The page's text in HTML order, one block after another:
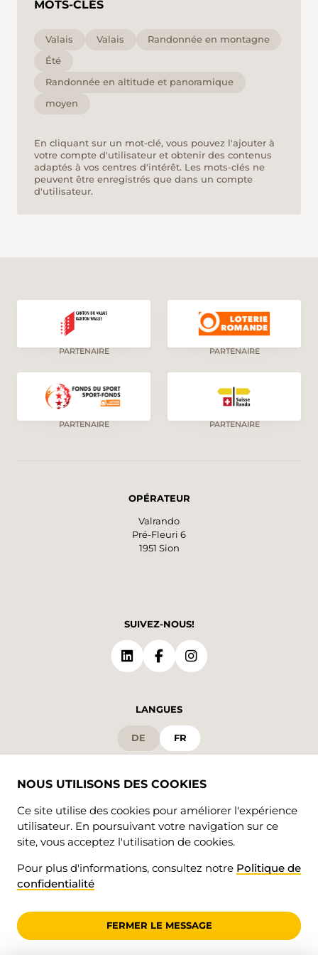
MOTS-CLÉS
Valais Valais
Randonnée en montagne
Été
Randonnée en altitude et panoramique
moyen
En cliquant sur un mot-clé, vous pouvez l'ajouter à
votre compte d'utilisateur et obtenir des contenus
adaptés à vos centres d'intérêt. Les mots-clés ne
peuvent être enregistrés que dans un compte
d'utilisateur.
PARTENAIRE PARTENAIRE
PARTENAIRE PARTENAIRE
OPÉRATEUR
Valrando
Pré-Fleuri 6
1951 Sion
SUIVEZ-NOUS!
LANGUES
DE FR
© 2026 • Valrando
impressum
NOUS UTILISONS DES COOKIES
Ce site utilise des cookies pour améliorer l'expérience
utilisateur. En poursuivant votre navigation sur ce
site, vous acceptez l'utilisation de cookies.
Pour plus d'informations, consultez notre Politique de
confidentialité
FERMER LE MESSAGE